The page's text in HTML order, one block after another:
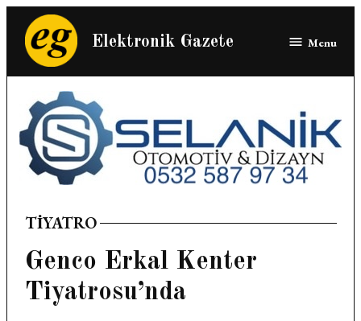
Skip
content
Elektronik Gazete Menu
POSTED
IN
TIYATRO
Genco Erkal Kenter
Tiyatrosu’nda